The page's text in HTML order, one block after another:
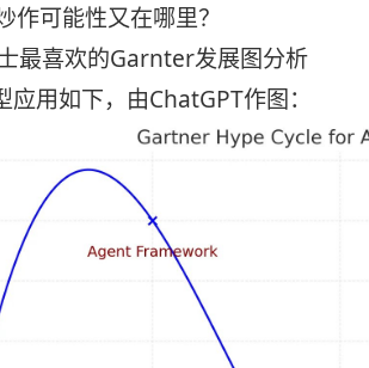
作可能性又在哪里？
最喜欢的Garnter发展图分析
用如下，由ChatGPT作图：